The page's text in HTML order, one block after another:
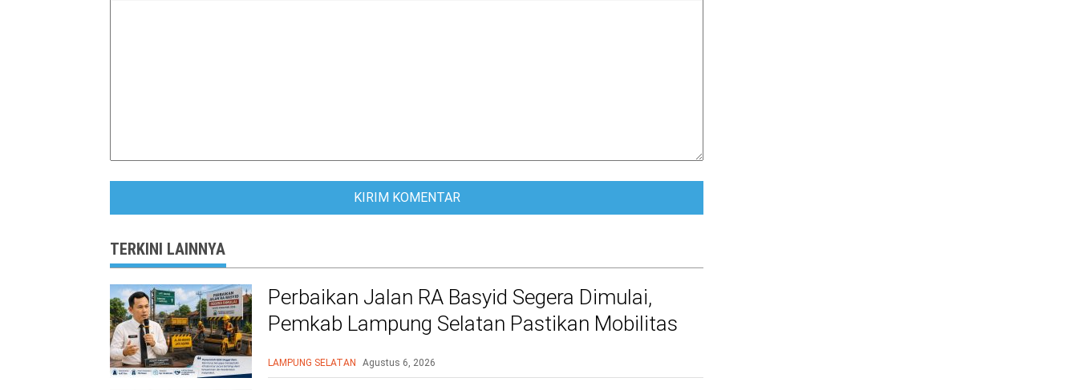
TERKINI LAINNYA
Perbaikan Jalan RA Basyid Segera Dimulai,
Pemkab Lampung Selatan Pastikan Mobilitas
LAMPUNG SELATAN Agustus 6, 2026